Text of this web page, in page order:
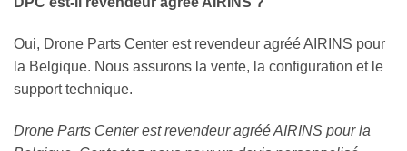
Oui, Drone Parts Center est revendeur agréé AIRINS pour
la Belgique. Nous assurons la vente, la configuration et le
support technique.
Drone Parts Center est revendeur agréé AIRINS pour la